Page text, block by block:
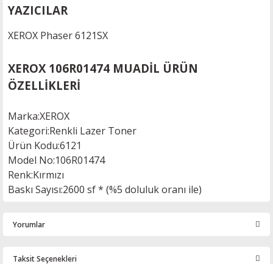
YAZICILAR
XEROX Phaser 6121SX
XEROX 106R01474 MUADİL ÜRÜN
ÖZELLİKLERİ
Marka:XEROX
Kategori:Renkli Lazer Toner
Ürün Kodu:6121
Model No:106R01474
Renk:Kırmızı
Baskı Sayısı:2600 sf * (%5 doluluk oranı ile)
Yorumlar
Taksit Seçenekleri